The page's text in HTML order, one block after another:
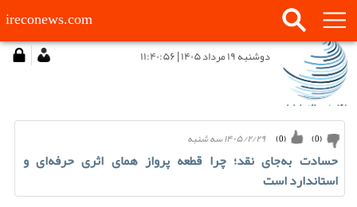
ireconews.com
دوشنبه ۱۹ مرداد ۱۴۰۵ | ۱۱:۴۰:۵۶
۱۴۰۵/۲/۲۹ سه شنبه (
0
) (
0
)
حسادت به‌جای نقد؛ چرا قطعه پرواز همای اثری حرفه‌ای و
استاندارد است